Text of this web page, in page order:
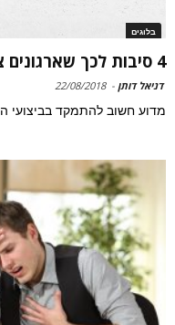
בלוגים
4 סיבות לכך שארגונים צריכים להתמקד בביצועים
דניאל דותן -
22/08/2018
מדוע חשוב להתמקד בביצועי